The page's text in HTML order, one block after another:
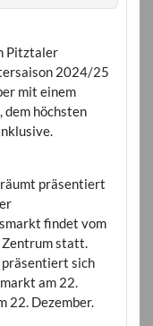
Pitztaler
2024/25
mit einem
höchsten
präsentiert
findet vom
Zentrum statt.
sich
am 22.
22. Dezember.